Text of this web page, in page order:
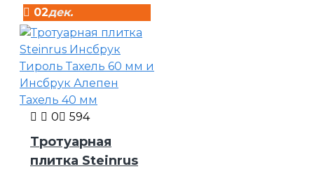
02дек.
0 594
Тротуарная
плитка Steinrus